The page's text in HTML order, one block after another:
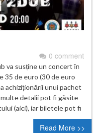
0 comment
va susține un concert în
35 de euro (30 de euro
achiziționării unui pachet
detalii pot fi găsite
(aici), iar biletele pot fi
Read More >>